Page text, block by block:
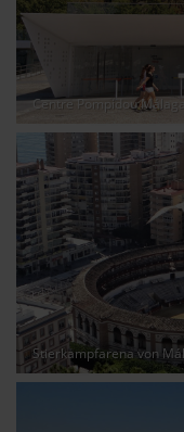
auf die Schaltfläche
per Klick auf
Einwilligung
ausgewählten
jederzeit aufrufen
jederzeit abwählen.
verwendeten
»Cookies«,
der
Centre Pompidou Málaga
Stierkampfarena von